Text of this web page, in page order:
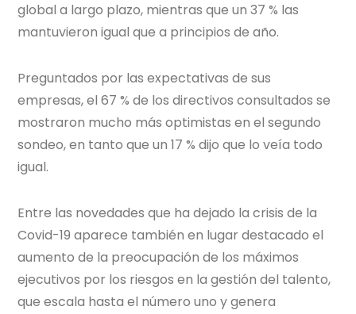
global a largo plazo, mientras que un 37 % las
mantuvieron igual que a principios de año.
Preguntados por las expectativas de sus
empresas, el 67 % de los directivos consultados se
mostraron mucho más optimistas en el segundo
sondeo, en tanto que un 17 % dijo que lo veía todo
igual.
Entre las novedades que ha dejado la crisis de la
Covid-19 aparece también en lugar destacado el
aumento de la preocupación de los máximos
ejecutivos por los riesgos en la gestión del talento,
que escala hasta el número uno y genera